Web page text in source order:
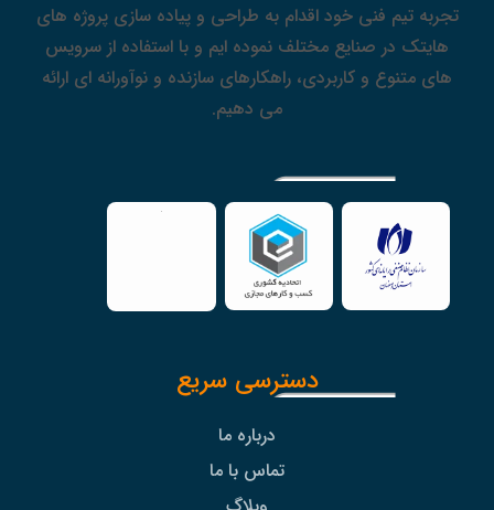
تجربه تیم فنی خود اقدام به طراحی و پیاده سازی پروژه های
هایتک در صنایع مختلف نموده ایم و با استفاده از سرویس
های متنوع و کاربردی، راهکارهای سازنده و نوآورانه ای ارائه
می دهیم.
دسترسی سریع
درباره ما
تماس با ما